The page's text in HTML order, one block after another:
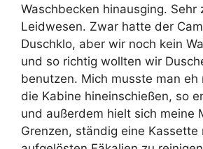
Waschbecken hinausging. Sehr
Leidwesen. Zwar hatte der
Duschklo, aber wir noch kein
und so richtig wollten wir
benutzen. Mich musste man eh
die Kabine hineinschießen, so
und außerdem hielt sich meine
Grenzen, ständig eine Kassette